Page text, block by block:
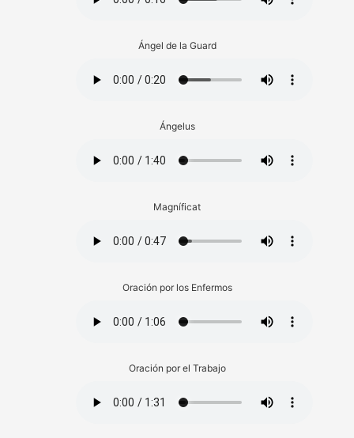
Ángel de la Guard
Ángelus
Magníficat
Oración por los Enfermos
Oración por el Trabajo